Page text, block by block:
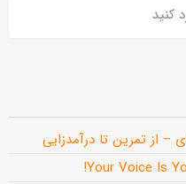
– از تمرین تا درآمدزایی